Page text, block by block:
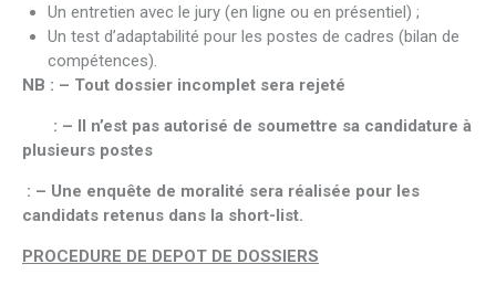
Un entretien avec le jury (en ligne ou en présentiel) ;
Un test d’adaptabilité pour les postes de cadres (bilan de
compétences).
NB : – Tout dossier incomplet sera rejeté
: – Il n’est pas autorisé de soumettre sa candidature à
plusieurs postes
: – Une enquête de moralité sera réalisée pour les
candidats retenus dans la short-list.
PROCEDURE DE DEPOT DE DOSSIERS